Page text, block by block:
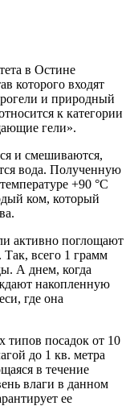
в Остине
которого входят
и природный
к категории
гели».
и смешиваются,
вода. Полученную
+90 °C
ком, который
активно поглощают
Так, всего 1 грамм
А днем, когда
накопленную
где она
типов посадок от 10
до 1 кв. метра
в течение
влаги в данном
ее